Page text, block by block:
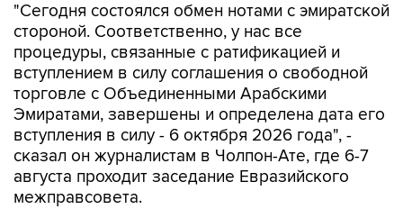
"Сегодня состоялся обмен нотами с эмиратской
стороной. Соответственно, у нас все
процедуры, связанные с ратификацией и
вступлением в силу соглашения о свободной
торговле с Объединенными Арабскими
Эмиратами, завершены и определена дата его
вступления в силу - 6 октября 2026 года", -
сказал он журналистам в Чолпон-Ате, где 6-7
августа проходит заседание Евразийского
межправсовета.